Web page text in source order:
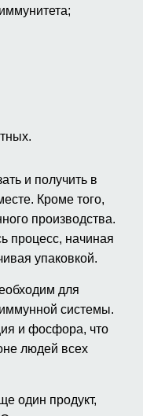
и получить в
Кроме того,
производства.
процесс, начиная
упаковкой.
для
системы.
и фосфора, что
людей всех
один продукт,